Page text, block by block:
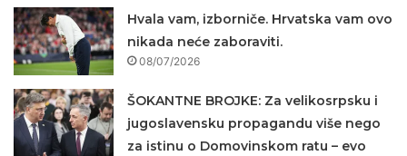
Hvala vam, izborniče. Hrvatska vam ovo
nikada neće zaboraviti.
08/07/2026
ŠOKANTNE BROJKE: Za velikosrpsku i
jugoslavensku propagandu više nego
za istinu o Domovinskom ratu – evo